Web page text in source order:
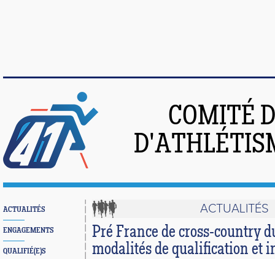
COMITÉ
ACTUALITÉS
ENGAGEMENTS
QUALIFIÉ(E)S
ACTUALITÉS
Pré France de cross-country
modalités de qualification et